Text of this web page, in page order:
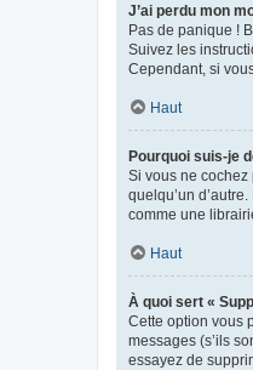
J’ai perdu mon
Pas de panique !
Suivez les
Cependant, si
Haut
Pourquoi suis-je
Si vous ne cochez
quelqu’un
comme une
Haut
À quoi sert «
Cette option vous
messages (s’ils
essayez de